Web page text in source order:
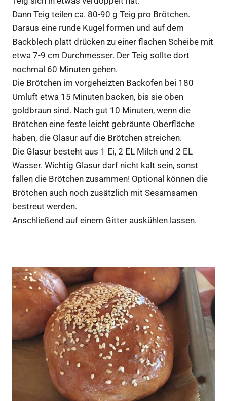
Dann Teig teilen ca. 80-90 g Teig pro Brötchen.
Daraus eine runde Kugel formen und auf dem
Backblech platt drücken zu einer flachen Scheibe mit
etwa 7-9 cm Durchmesser. Der Teig sollte dort
nochmal 60 Minuten gehen.
Die Brötchen im vorgeheizten Backofen bei 180
Umluft etwa 15 Minuten backen, bis sie oben
goldbraun sind. Nach gut 10 Minuten, wenn die
Brötchen eine feste leicht gebräunte Oberfläche
haben, die Glasur auf die Brötchen streichen.
Die Glasur besteht aus 1 Ei, 2 EL Milch und 2 EL
Wasser. Wichtig Glasur darf nicht kalt sein, sonst
fallen die Brötchen zusammen! Optional können die
Brötchen auch noch zusätzlich mit Sesamsamen
bestreut werden.
Anschließend auf einem Gitter auskühlen lassen.